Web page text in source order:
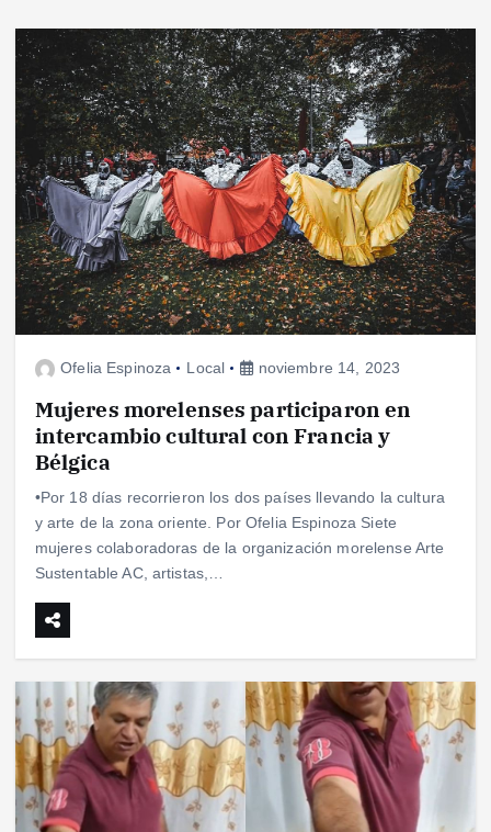
Ofelia Espinoza Local noviembre 14, 2023
Mujeres morelenses participaron en
intercambio cultural con Francia y
Bélgica
•Por 18 días recorrieron los dos países llevando la cultura
y arte de la zona oriente. Por Ofelia Espinoza Siete
mujeres colaboradoras de la organización morelense Arte
Sustentable AC, artistas,…